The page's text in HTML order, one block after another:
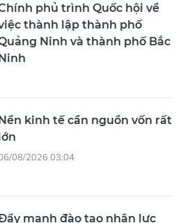
phủ trình Quốc hội về
thành lập thành phố
Ninh và thành phố Bắc
kinh tế cần nguồn vốn rất
08/2026 03:04
mạnh đào tạo nhân lực